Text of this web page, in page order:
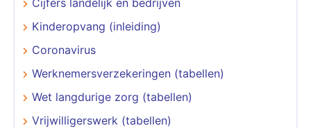
Kinderopvang (inleiding)
Coronavirus
Werknemersverzekeringen (tabellen)
Wet langdurige zorg (tabellen)
Vrijwilligerswerk (tabellen)